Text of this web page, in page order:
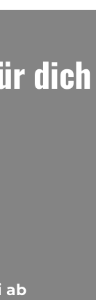
dich
ab